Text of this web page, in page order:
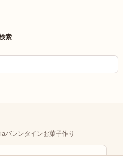
索
バレンタインお菓子作り